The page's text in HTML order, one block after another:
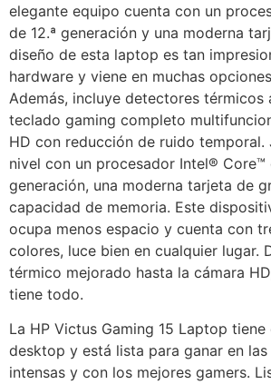
elegante equipo cuenta con un
de 12.ª generación y una moderna
diseño de esta laptop es tan
hardware y viene en muchas
Además, incluye detectores térmicos
teclado gaming completo
HD con reducción de ruido temporal.
nivel con un procesador Intel® Core™
generación, una moderna tarjeta de
capacidad de memoria. Este
ocupa menos espacio y cuenta con
colores, luce bien en cualquier lugar.
térmico mejorado hasta la cámara
tiene todo.
La HP Victus Gaming 15 Laptop
desktop y está lista para ganar en
intensas y con los mejores gamers.